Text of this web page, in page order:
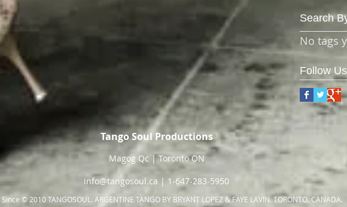
Search
No tags
Follow Us
Tango Soul Productions
Magog Qc | Toronto ON
info@tangosoul.ca | 1-647-283-5950
Since © 2010 TANGOSOUL. ARGENTINE TANGO BY BRYANT LOPEZ & FAYE LAVIN. TORONTO. CANADA.